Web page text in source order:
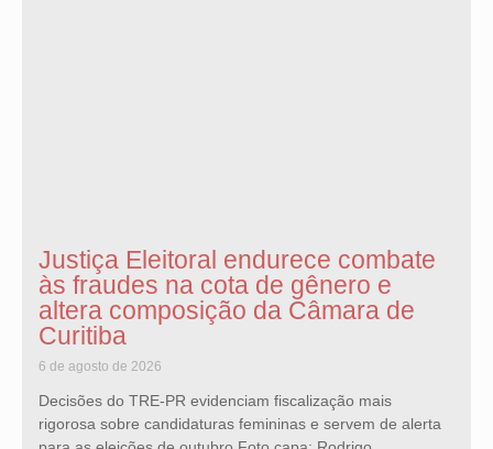
Justiça Eleitoral endurece combate
às fraudes na cota de gênero e
altera composição da Câmara de
Curitiba
6 de agosto de 2026
Decisões do TRE-PR evidenciam fiscalização mais
rigorosa sobre candidaturas femininas e servem de alerta